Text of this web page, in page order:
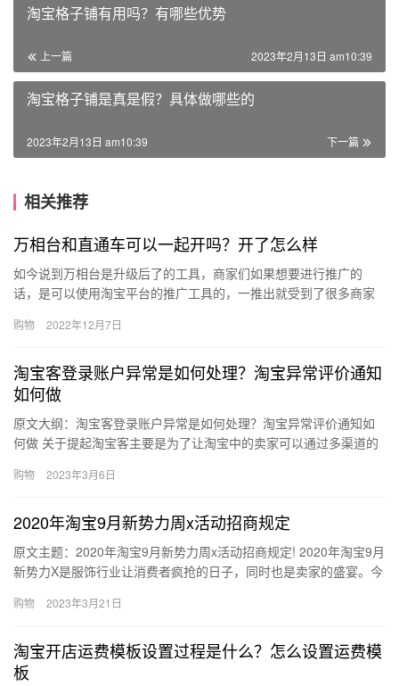
淘宝格子铺有用吗？有哪些优势
上一篇 2023年2月13日 am10:39
淘宝格子铺是真是假？具体做哪些的
下一篇
2023年2月13日 am10:39
相关推荐
万相台和直通车可以一起开吗？开了怎么样
如今说到万相台是升级后了的工具，商家们如果想要进行推广的
话，是可以使用淘宝平台的推广工具的，一推出就受到了很多商家
看看吧。…
购物 2022年12月7日
淘宝客登录账户异常是如何处理？淘宝异常评价通知
如何做
原文大纲：淘宝客登录账户异常是如何处理？淘宝异常评价通知如
何做 关于提起淘宝客主要是为了让淘宝中的卖家可以通过多渠道的
以通…
购物 2023年3月6日
2020年淘宝9月新势力周x活动招商规定
原文主题：2020年淘宝9月新势力周x活动招商规定! 2020年淘宝9月
新势力X是服饰行业让消费者疯抢的日子，同时也是卖家的盛宴。今
购物 2023年3月21日
淘宝开店运费模板设置过程是什么？怎么设置运费模
板